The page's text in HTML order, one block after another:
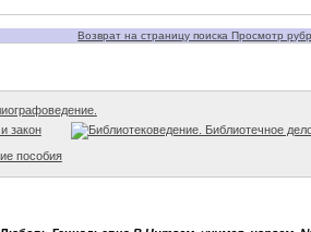
Возврат на страницу поиска Просмотр
закон
Библиотековедение. Библиотечное
пособия